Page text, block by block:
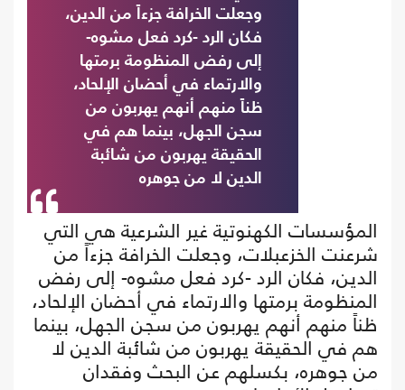
وجعلت الخرافة جزءاً من الدين،
فكان الرد -كرد فعل مشوه-
إلى رفض المنظومة برمتها
والارتماء في أحضان الإلحاد،
ظناً منهم أنهم يهربون من
سجن الجهل، بينما هم في
الحقيقة يهربون من شائبة
الدين لا من جوهره
المؤسسات الكهنوتية غير الشرعية هي التي
شرعنت الخزعبلات، وجعلت الخرافة جزءاً من
الدين، فكان الرد -كرد فعل مشوه- إلى رفض
المنظومة برمتها والارتماء في أحضان الإلحاد،
ظناً منهم أنهم يهربون من سجن الجهل، بينما
هم في الحقيقة يهربون من شائبة الدين لا
من جوهره، بكسلهم عن البحث وفقدان